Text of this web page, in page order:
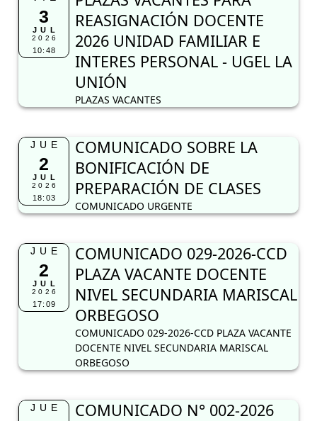
3
JUL
2026
10:48
REASIGNACIÓN DOCENTE
2026 UNIDAD FAMILIAR E
INTERES PERSONAL - UGEL LA
UNIÓN
PLAZAS VACANTES
JUE
2
JUL
2026
18:03
COMUNICADO SOBRE LA
BONIFICACIÓN DE
PREPARACIÓN DE CLASES
COMUNICADO URGENTE
JUE
2
JUL
2026
17:09
COMUNICADO 029-2026-CCD
PLAZA VACANTE DOCENTE
NIVEL SECUNDARIA MARISCAL
ORBEGOSO
COMUNICADO 029-2026-CCD PLAZA VACANTE
DOCENTE NIVEL SECUNDARIA MARISCAL
ORBEGOSO
JUE
COMUNICADO N° 002-2026